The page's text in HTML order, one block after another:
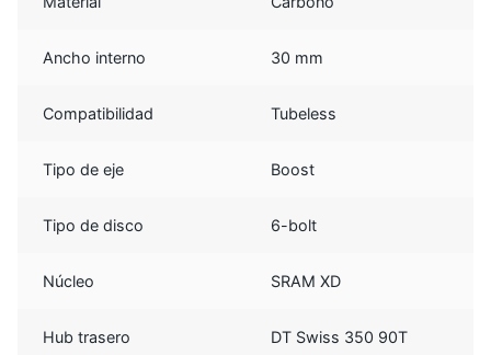
Ancho interno 30 mm
Compatibilidad Tubeless
Tipo de eje Boost
Tipo de disco 6-bolt
Núcleo SRAM XD
Hub trasero DT Swiss 350 90T